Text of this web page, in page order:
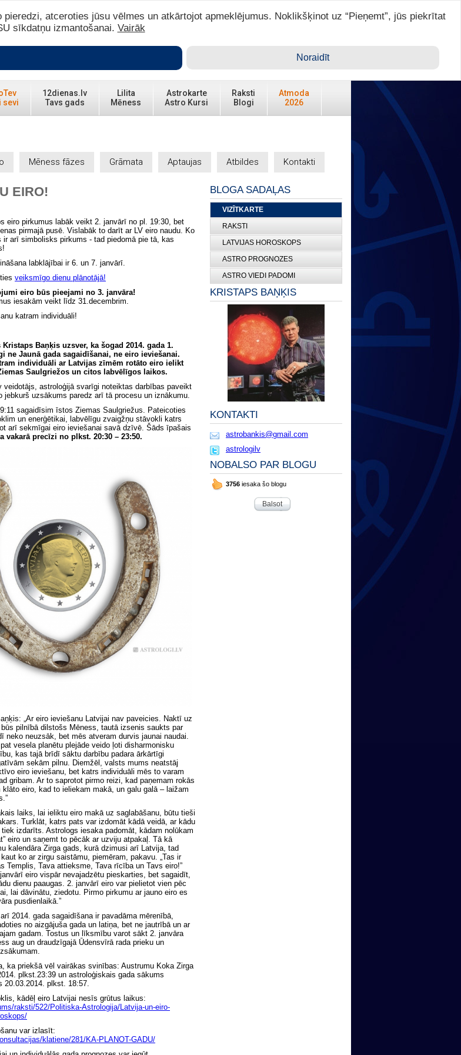
Ienākt ar ASTRO VIP >
sevi
12dienas.lv
Tavs gads
Lilita
Mēness
Astrokarte
Astro Kursi
Raksti
Blogi
Atmoda
2026
Mēness fāzes Grāmata Aptaujas Atbildes Kontakti
EIRO!
eiro pirkumus labāk veikt 2. janvārī no pl. 19:30, bet
pirmajā pusē. Vislabāk to darīt ar LV eiro naudu. Ko
ir arī simbolisks pirkums - tad piedomā pie tā, kas
labklājībai ir 6. un 7. janvārī.
veiksmīgo dienu plānotājā!
eiro būs pieejami no 3. janvāra!
iesakām veikt līdz 31.decembrim.
katram individuāli!
Kristaps Baņķis uzsver, ka šogad 2014. gada 1.
ne Jaunā gada sagaidīšanai, ne eiro ieviešanai.
individuāli ar Latvijas zīmēm rotāto eiro ielikt
Saulgriežos un citos labvēlīgos laikos.
veidotājs, astroloģijā svarīgi noteiktas darbības paveikt
jebkurš uzsākums paredz arī tā procesu un iznākumu.
sagaidīsim īstos Ziemas Saulgriežus. Pateicoties
un enerģētikai, labvēlīgu zvaigžņu stāvokli katrs
arī sekmīgai eiro ieviešanai savā dzīvē. Šāds īpašais
vakarā precīzi no plkst. 20:30 – 23:50.
„Ar eiro ieviešanu Latvijai nav paveicies. Naktī uz
pilnībā dilstošs Mēness, tautā izsenis saukts par
neko neuzsāk, bet mēs atveram durvis jaunai naudai.
vesela planētu plejāde veido ļoti disharmonisku
kas tajā brīdī sāktu darbību padara ārkārtīgi
sekām pilnu. Diemžēl, valsts mums neatstāj
eiro ieviešanu, bet katrs individuāli mēs to varam
gribam. Ar to saprotot pirmo reizi, kad paņemam rokās
eiro, kad to ieliekam makā, un galu galā – laižam
laiks, lai ieliktu eiro makā uz saglabāšanu, būtu tieši
Turklāt, katrs pats var izdomāt kādā veidā, ar kādu
izdarīts. Astrologs iesaka padomāt, kādam nolūkam
eiro un saņemt to pēcāk ar uzviju atpakaļ. Tā kā
kalendāra Zirga gads, kurā dzimusi arī Latvija, tad
ko ar zirgu saistāmu, piemēram, pakavu. „Tas ir
Templis, Tava attieksme, Tava rīcība un Tavs eiro!”
eiro vispār nevajadzētu pieskarties, bet sagaidīt,
dienu paaugas. 2. janvārī eiro var pielietot vien pēc
lai dāvinātu, ziedotu. Pirmo pirkumu ar jauno eiro es
pusdienlaikā.”
2014. gada sagaidīšana ir pavadāma mērenībā,
no aizgājuša gada un latiņa, bet ne jautrībā un ar
gadam. Tostus un līksmību varot sākt 2. janvāra
aug un draudzīgajā Ūdensvīrā rada prieku un
ka priekšā vēl vairākas svinības: Austrumu Koka Zirga
plkst.23:39 un astroloģiskais gada sākums
20.03.2014. plkst. 18:57.
kādēļ eiro Latvijai nesīs grūtus laikus:
raksti/522/Politiska-Astrologija/Latvija-un-eiro-
var izlasīt:
klatiene/281/KA-PLANOT-GADU/
BLOGA SADAĻAS
VIZĪTKARTE
RAKSTI
LATVIJAS HOROSKOPS
ASTRO PROGNOZES
ASTRO VIEDI PADOMI
KRISTAPS BAŅĶIS
KONTAKTI
astrobankis@gmail.com
astrologilv
NOBALSO PAR BLOGU
3756 iesaka šo blogu
Balsot
atceroties jūsu vēlmes un atkārtojot apmeklējumus. Noklikšķinot uz “Pieņemt”, jūs piekrītat
sīkdatņu izmantošanai. Vairāk
Noraidīt